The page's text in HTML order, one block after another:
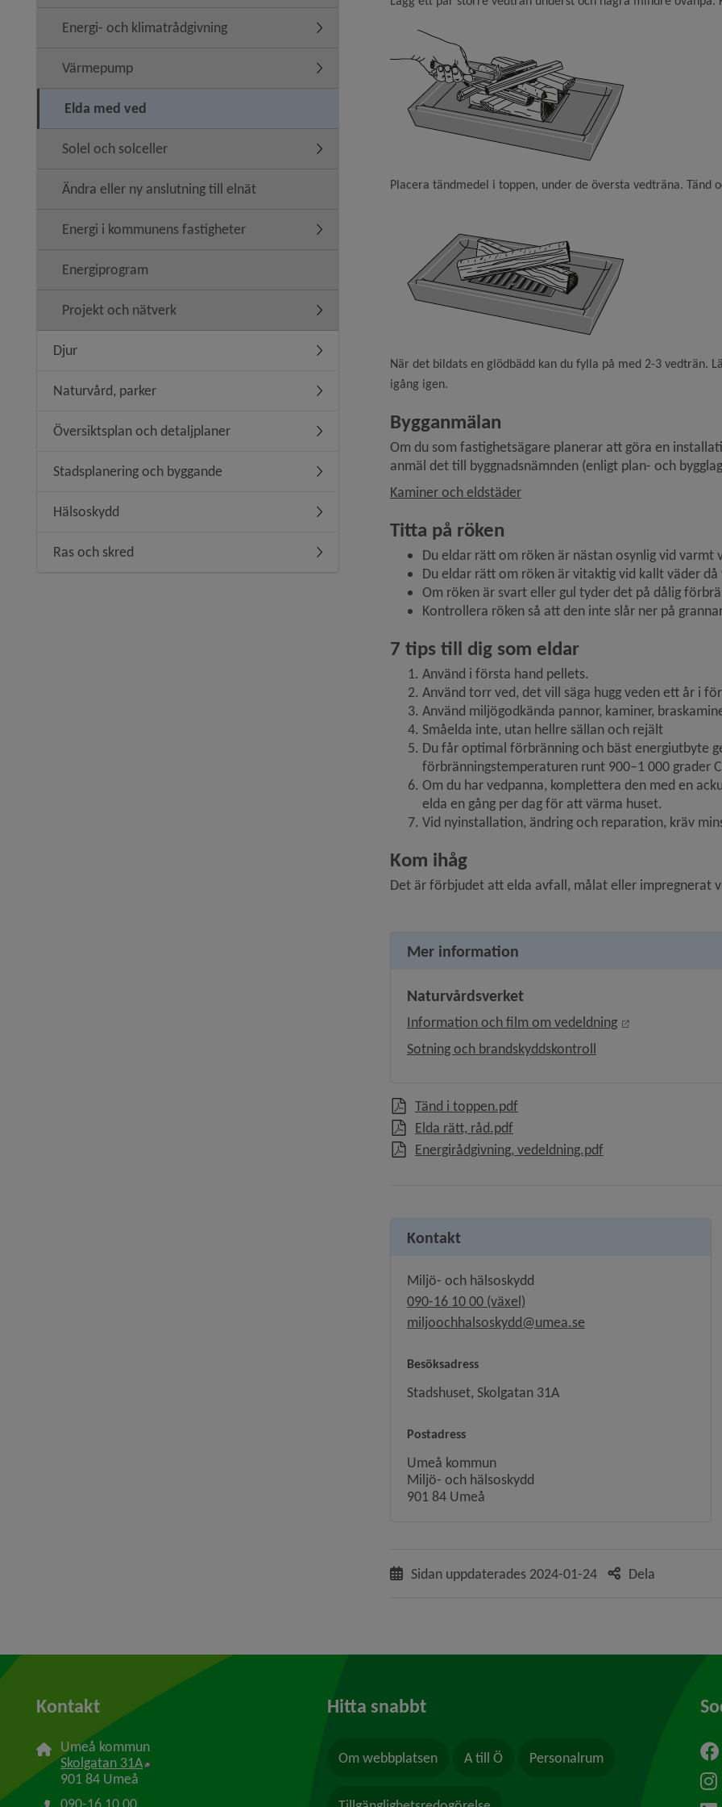
Energi- och klimatrådgivning Undermeny för Energi- och klimatrådgivning
Värmepump Undermeny för Värmepump
Elda med ved
Solel och solceller Undermeny för Solel och solceller
Ändra eller ny anslutning till elnät
Energi i kommunens fastigheter Undermeny för Energi i kommunens fastigheter
Energiprogram
Projekt och nätverk Undermeny för Projekt och nätverk
Djur Undermeny för Djur
Naturvård, parker Undermeny för Naturvård, parker
Översiktsplan och detaljplaner Undermeny för Översiktsplan och detaljplaner
Stadsplanering och byggande Undermeny för Stadsplanering och byggande
Hälsoskydd Undermeny för Hälsoskydd
Ras och skred Undermeny för Ras och skred
Placera tändmedel i toppen, under de översta vedträna.
När det bildats en glödbädd kan du fylla på med 2-3 vedträn.
igång igen.
Bygganmälan
Om du som fastighetsägare planerar att göra en
anmäl det till byggnadsnämnden (enligt plan- och
Kaminer och eldstäder
Titta på röken
Du eldar rätt om röken är nästan osynlig vid varmt
Du eldar rätt om röken är vitaktig vid kallt väder
Om röken är svart eller gul tyder det på dålig
Kontrollera röken så att den inte slår ner på
7 tips till dig som eldar
Använd i första hand pellets.
Använd torr ved, det vill säga hugg veden ett år i
Använd miljögodkända pannor, kaminer,
Småelda inte, utan hellre sällan och rejält
Du får optimal förbränning och bäst energiutbyte
förbränningstemperaturen runt 900–1 000 grader
Om du har vedpanna, komplettera den med en
elda en gång per dag för att värma huset.
Vid nyinstallation, ändring och reparation, kräv
Kom ihåg
Det är förbjudet att elda avfall, målat eller impregnerat
Mer information
Naturvårdsverket
Information och film om vedeldning
Länk till annan
Sotning och brandskyddskontroll
Tänd i toppen.pdf, 1.4 MB, öppnas i nytt fönster.
Elda rätt, råd.pdf, 866.2 kB, öppnas i nytt fönster.
Energirådgivning, vedeldning.pdf, 334.5 kB, öppnas i
Kontakt
Miljö- och hälsoskydd
090-16 10 00 (växel)
miljoochhalsoskydd@umea.se
Besöksadress
Stadshuset, Skolgatan 31A
Postadress
Umeå kommun
Miljö- och hälsoskydd
901 84 Umeå
Sidan uppdaterades 2024-01-24 Dela
Kontakt
Umeå kommun
Skolgatan 31A Länk till annan webbplats, öppnas i nytt fönster.
901 84 Umeå
Hitta snabbt
Om webbplatsen A till Ö Personalrum